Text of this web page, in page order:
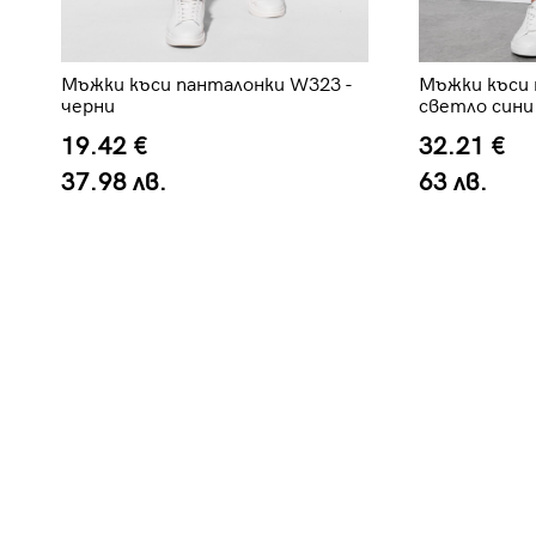
Мъжки къси панталонки W323 -
черни
19.42 €
37.98 лв.
Мъжки къси
светло сини
32.21 €
63 лв.